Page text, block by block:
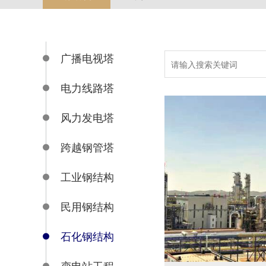
广播电视塔
电力线路塔
风力发电塔
跨越钢管塔
工业钢结构
民用钢结构
石化钢结构